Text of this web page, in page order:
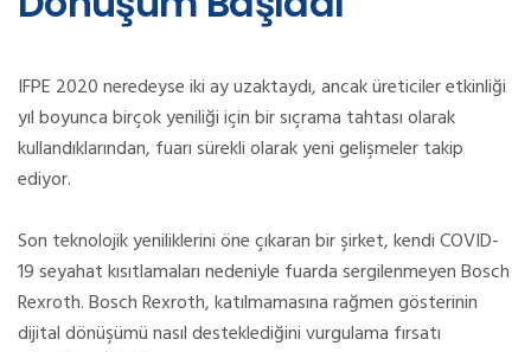
IFPE 2020 neredeyse iki ay uzaktaydı, ancak üreticiler etkinliği
yıl boyunca birçok yeniliği için bir sıçrama tahtası olarak
kullandıklarından, fuarı sürekli olarak yeni gelişmeler takip
ediyor.
Son teknolojik yeniliklerini öne çıkaran bir şirket, kendi COVID-
19 seyahat kısıtlamaları nedeniyle fuarda sergilenmeyen Bosch
Rexroth. Bosch Rexroth, katılmamasına rağmen gösterinin
dijital dönüşümü nasıl desteklediğini vurgulama fırsatı